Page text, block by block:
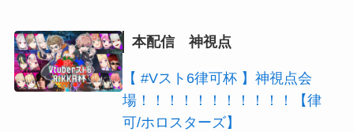
本配信 神視点
【 #Vスト6律可杯 】神視点会
場！！！！！！！！！！！【律
可/ホロスターズ】